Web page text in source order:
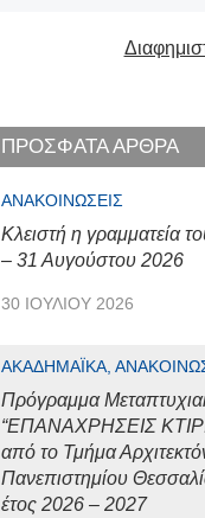
ΠΡΟΣΦΑΤΑ ΑΡΘΡΑ
ΑΝΑΚΟΙΝΏΣΕΙΣ
Κλειστή η γραμματεία
– 31 Αυγούστου 2026
30 ΙΟΥΛΊΟΥ 2026
ΑΚΑΔΗΜΑΪΚΆ,
Πρόγραμμα
“ΕΠΑΝΑΧΡΗΣΕΙΣ
από το Τμήμα
Πανεπιστημίου
έτος 2026 – 2027